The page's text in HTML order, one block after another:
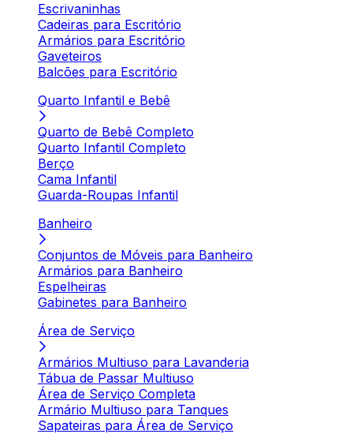
Escrivaninhas
Cadeiras para Escritório
Armários para Escritório
Gaveteiros
Balcões para Escritório
Quarto Infantil e Bebê
Quarto de Bebê Completo
Quarto Infantil Completo
Berço
Cama Infantil
Guarda-Roupas Infantil
Banheiro
Conjuntos de Móveis para Banheiro
Armários para Banheiro
Espelheiras
Gabinetes para Banheiro
Área de Serviço
Armários Multiuso para Lavanderia
Tábua de Passar Multiuso
Área de Serviço Completa
Armário Multiuso para Tanques
Sapateiras para Área de Serviço